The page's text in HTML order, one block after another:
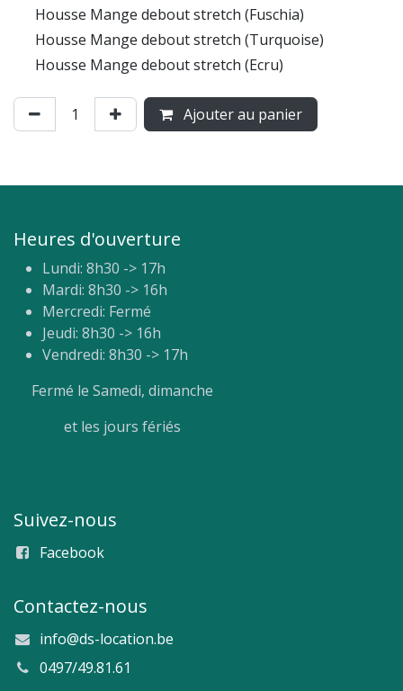
Housse Mange debout stretch (Fuschia)
Housse Mange debout stretch (Turquoise)
Housse Mange debout stretch (Ecru)
Ajouter au panier
Heures d'ouverture
Lundi: 8h30 -> 17h
Mardi: 8h30 -> 16h
Mercredi: Fermé
Jeudi: 8h30 -> 16h
Vendredi: 8h30 -> 17h
Fermé le Samedi, dimanche
et les jours fériés
Suivez-nous
Facebook
Contactez-nous
info@ds-location.be
0497/49.81.61